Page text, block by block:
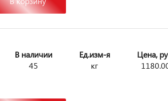
В наличии
45
Ед.изм-я
кг
Цена,